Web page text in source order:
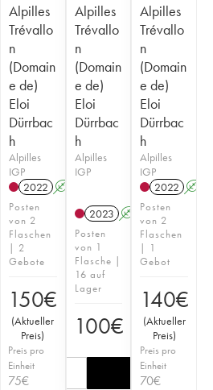
Alpilles
Trévallo
n
(Domain
e de)
Eloi
Dürrbac
h
Alpilles
IGP
2022 A
Posten
von 2
Flaschen
| 2
Gebote
150€
(Aktueller
Preis)
Preis pro
Einheit
75€
Alpilles
Trévallo
n
(Domain
e de)
Eloi
Dürrbac
h
Alpilles
IGP
2023 A
Posten
von 1
Flasche |
16 auf
Lager
100€
Alpilles
Trévallo
n
(Domain
e de)
Eloi
Dürrbac
h
Alpilles
IGP
2022 A
Posten
von 2
Flaschen
| 1
Gebot
140€
(Aktueller
Preis)
Preis pro
Einheit
70€